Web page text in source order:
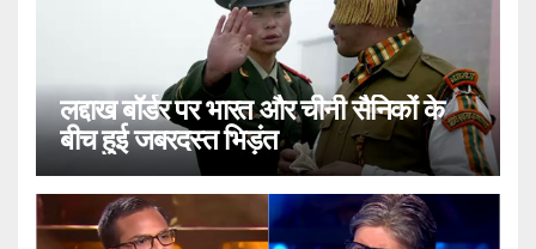
लद्दाख बॉर्डर पर भारत और चीनी सैनिकों के
बीच हुई जबरदस्त भिड़ंत